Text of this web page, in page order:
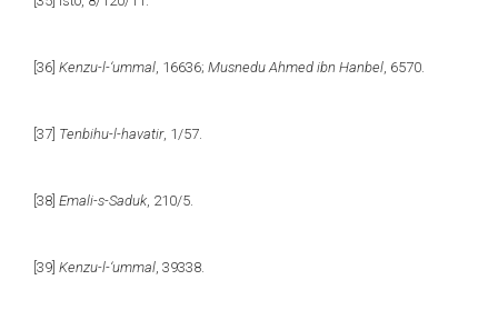
[36] Kenzu-l-‘ummal , 16636; Musnedu Ahmed ibn Hanbel , 6570.
[37] Tenbihu-l-havatir, 1/57.
[38] Emali-s-Saduk , 210/5.
[39] Kenzu-l-‘ummal , 39338.